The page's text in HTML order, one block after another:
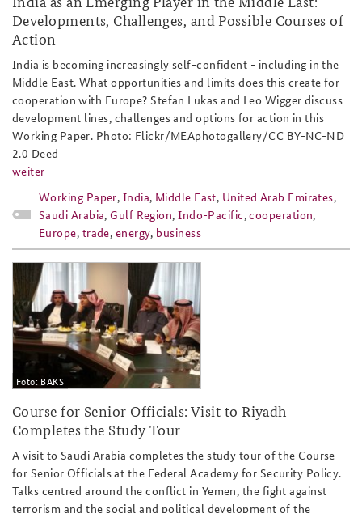
Anfahrt
Freundeskreis
Deutsches Forum Sicherheitspolitik
Arbeitskreis "Junge Sicherheitspolitiker"
Das Sicherheitspolitische Gespräch an der BAKS
Studierendenkonferenz Sicherheitspolitik gestalten
Newsletter-Archiv
Developments, Challenges, and Possible Courses of
Action
India is becoming increasingly self-confident - including in the
Middle East. What opportunities and limits does this create for
cooperation with Europe? Stefan Lukas and Leo Wigger discuss
development lines, challenges and options for action in this
Working Paper. Photo: Flickr/MEAphotogallery/CC BY-NC-ND
2.0 Deed
weiter
Working Paper, India, Middle East, United Arab Emirates,
Saudi Arabia, Gulf Region,Indo-Pacific,cooperation,
Europe, trade, energy, business
fks17i_riad_slider.jpg
Foto: BAKS
Course for Senior Officials: Visit to Riyadh
Completes the Study Tour
A visit to Saudi Arabia completes the study tour of the Course
for Senior Officials at the Federal Academy for Security Policy.
Talks centred around the conflict in Yemen, the fight against
terrorism and the social and political development of the